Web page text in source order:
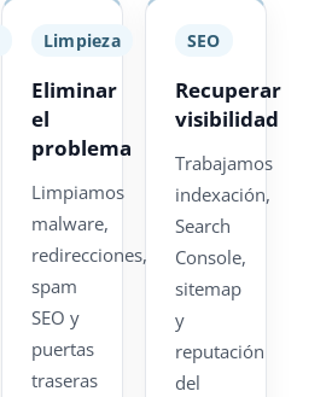
Limpieza
Eliminar
el
problema
Limpiamos
malware,
redirecciones,
spam
SEO y
puertas
traseras
SEO
Recuperar
visibilidad
Trabajamos
indexación,
Search
Console,
sitemap
y
reputación
del